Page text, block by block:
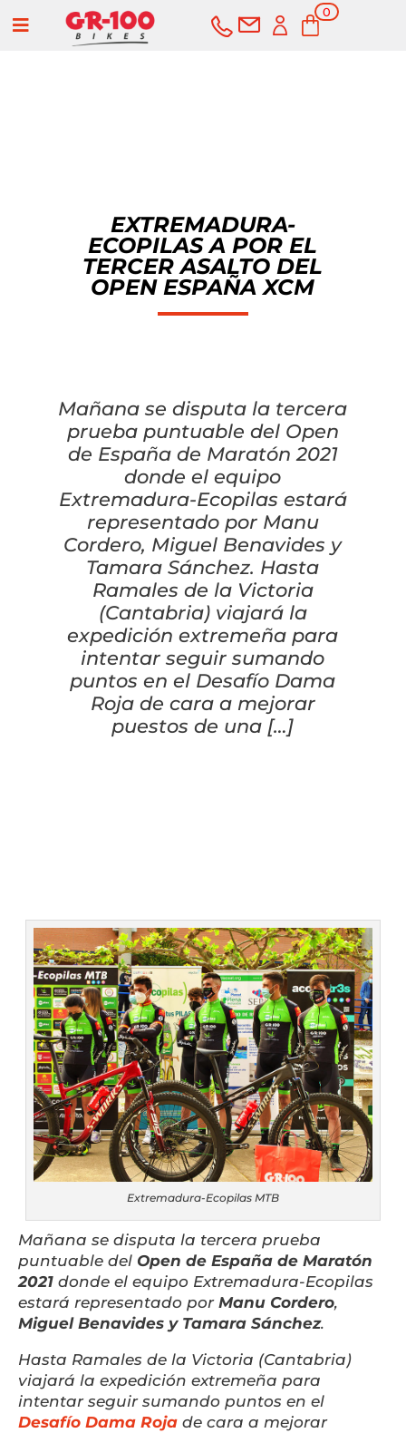
0
elementos
Bicicletas
Carretera
Gravel
Eléctricas
Infantil
Montajes a la Carta
Segunda mano
Cubiertas y cámaras
Pedales
Potencias
Ruedas
Suspensión
Manillares
Cascos
Gafas
Zapatillas
Puños y cintas
Bombas
Portabidones
Equipaciones
Equipaciones gr-100
Equipaciones Extremadura
Ropa
Guantes
Calcetines
Varios
REBAJAS
OUTLET
EXTREMADURA-
ECOPILAS A POR EL
TERCER ASALTO DEL
OPEN ESPAÑA XCM
Mañana se disputa la tercera
prueba puntuable del Open
de España de Maratón 2021
donde el equipo
Extremadura-Ecopilas estará
representado por Manu
Cordero, Miguel Benavides y
Tamara Sánchez. Hasta
Ramales de la Victoria
(Cantabria) viajará la
expedición extremeña para
intentar seguir sumando
puntos en el Desafío Dama
Roja de cara a mejorar
puestos de una […]
Extremadura-Ecopilas MTB
Mañana se disputa la tercera prueba
puntuable del Open de España de Maratón
2021 donde el equipo Extremadura-Ecopilas
estará representado porManu Cordero,
Miguel Benavides y Tamara Sánchez.
Hasta Ramales de la Victoria (Cantabria)
viajará la expedición extremeña para
intentar seguir sumando puntos en el
Desafío Dama Roja de cara a mejorar